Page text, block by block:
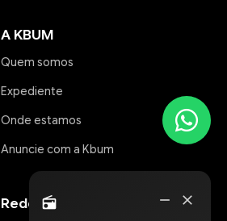
radio remove close
A KBUM
Quem somos
Expediente
Onde estamos
Anuncie com a Kbum
Redes Sociais